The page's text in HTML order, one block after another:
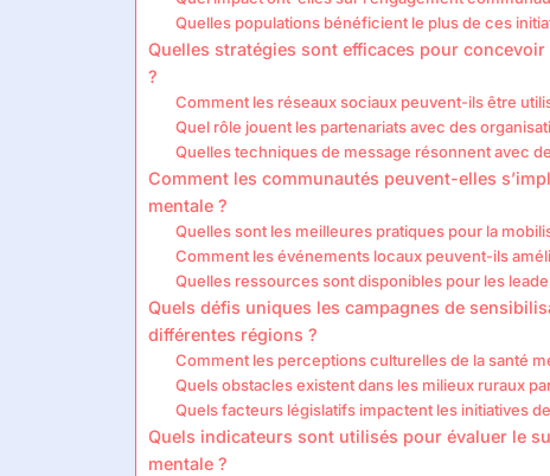
Quelles populations bénéficient le plus de ces
Quelles stratégies sont efficaces pour
?
Comment les réseaux sociaux peuvent-ils être
Quel rôle jouent les partenariats avec des
Quelles techniques de message résonnent avec
Comment les communautés peuvent-elles
mentale ?
Quelles sont les meilleures pratiques pour la
Comment les événements locaux peuvent-ils
Quelles ressources sont disponibles pour les
Quels défis uniques les campagnes de
différentes régions ?
Comment les perceptions culturelles de la santé
Quels obstacles existent dans les milieux ruraux
Quels facteurs législatifs impactent les initiatives
Quels indicateurs sont utilisés pour évaluer le
mentale ?